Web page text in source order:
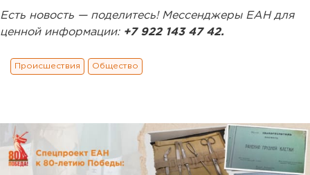
Есть новость — поделитесь! Мессенджеры ЕАН для
ценной информации: +7 922 143 47 42.
Происшествия Общество